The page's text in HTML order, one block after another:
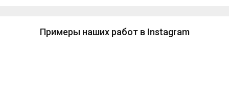
Примеры наших работ в Instagram